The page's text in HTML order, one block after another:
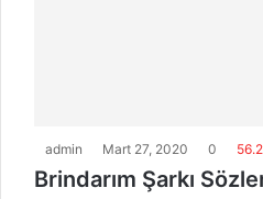
admin Mart 27, 2020 0
Brindarım Şarkı